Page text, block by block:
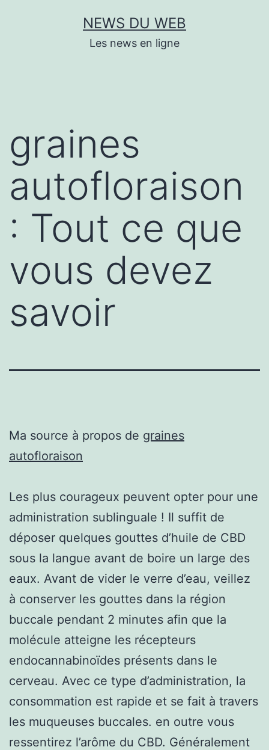
NEWS DU WEB
Les news en ligne
graines
autofloraison
: Tout ce que
vous devez
savoir
Ma source à propos de graines
autofloraison
Les plus courageux peuvent opter pour une
administration sublinguale ! Il suffit de
déposer quelques gouttes d’huile de CBD
sous la langue avant de boire un large des
eaux. Avant de vider le verre d’eau, veillez
à conserver les gouttes dans la région
buccale pendant 2 minutes afin que la
molécule atteigne les récepteurs
endocannabinoïdes présents dans le
cerveau. Avec ce type d’administration, la
consommation est rapide et se fait à travers
les muqueuses buccales. en outre vous
ressentirez l’arôme du CBD. Généralement